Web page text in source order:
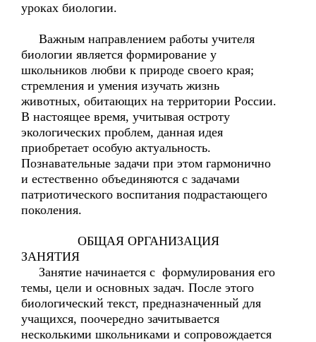
уроках биологии.
Важным направлением работы учителя
биологии является формирование у
школьников любви к природе своего края;
стремления и умения изучать жизнь
животных, обитающих на территории России.
В настоящее время, учитывая остроту
экологических проблем, данная идея
приобретает особую актуальность.
Познавательные задачи при этом гармонично
и естественно объединяются с задачами
патриотического воспитания подрастающего
поколения.
ОБЩАЯ ОРГАНИЗАЦИЯ
ЗАНЯТИЯ
Занятие начинается с формулирования его
темы, цели и основных задач. После этого
биологический текст, предназначенный для
учащихся, поочередно зачитывается
несколькими школьниками и сопровождается